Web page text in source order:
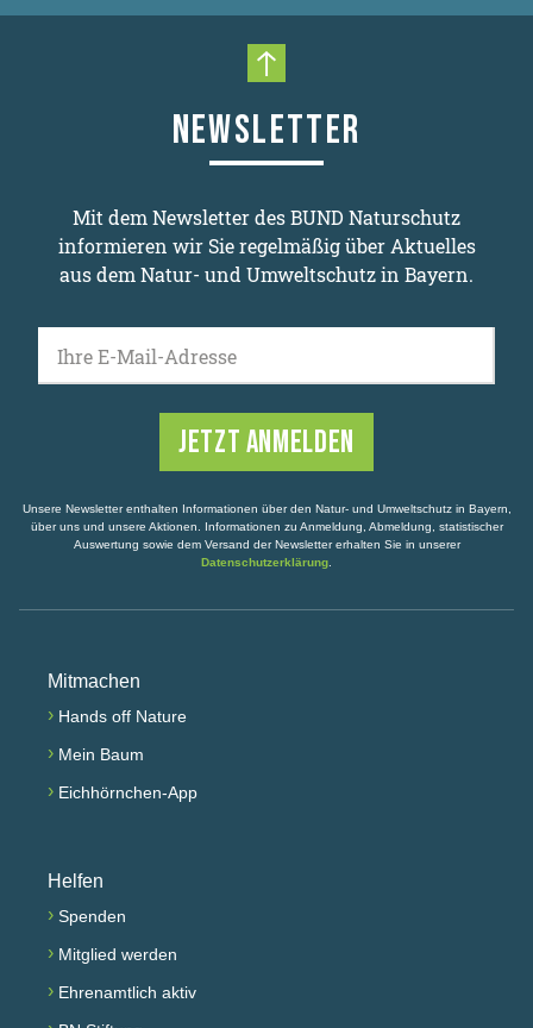
Nach oben scrollen
NEWSLETTER
Mit dem Newsletter des BUND Naturschutz
informieren wir Sie regelmäßig über Aktuelles
aus dem Natur- und Umweltschutz in Bayern.
Ihre E-Mail-Adresse
Unsere Newsletter enthalten Informationen über den Natur- und Umweltschutz in Bayern,
über uns und unsere Aktionen. Informationen zu Anmeldung, Abmeldung, statistischer
Auswertung sowie dem Versand der Newsletter erhalten Sie in unserer
Datenschutzerklärung.
Mitmachen
› Hands off Nature
› Mein Baum
› Eichhörnchen-App
Helfen
› Spenden
› Mitglied werden
› Ehrenamtlich aktiv